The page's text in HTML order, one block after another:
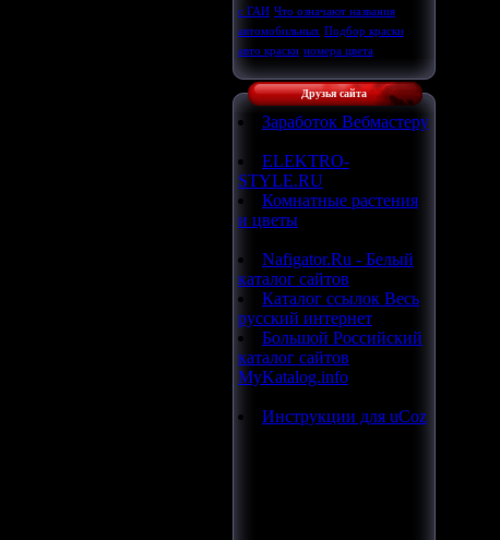
с ГАИ Что означают названия
автомобильных Подбор краски
авто краски номера цвета
Друзья сайта
Заработок Вебмастеру
ELEKTRO-
STYLE.RU
Комнатные растения
и цветы
Nafigator.Ru - Белый
каталог сайтов
Каталог ссылок Весь
русский интернет
Большой Российский
каталог сайтов
MyKatalog.info
Инструкции для uCoz